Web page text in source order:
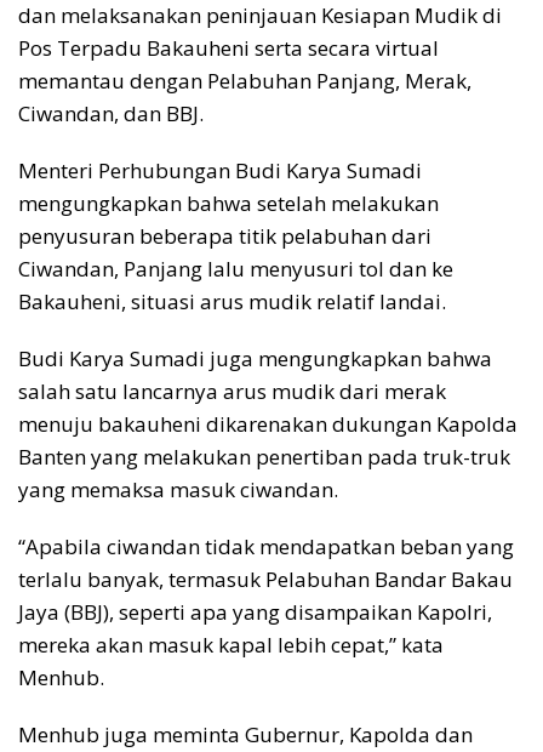
dan melaksanakan peninjauan Kesiapan Mudik di
Pos Terpadu Bakauheni serta secara virtual
memantau dengan Pelabuhan Panjang, Merak,
Ciwandan, dan BBJ.
Menteri Perhubungan Budi Karya Sumadi
mengungkapkan bahwa setelah melakukan
penyusuran beberapa titik pelabuhan dari
Ciwandan, Panjang lalu menyusuri tol dan ke
Bakauheni, situasi arus mudik relatif landai.
Budi Karya Sumadi juga mengungkapkan bahwa
salah satu lancarnya arus mudik dari merak
menuju bakauheni dikarenakan dukungan Kapolda
Banten yang melakukan penertiban pada truk-truk
yang memaksa masuk ciwandan.
“Apabila ciwandan tidak mendapatkan beban yang
terlalu banyak, termasuk Pelabuhan Bandar Bakau
Jaya (BBJ), seperti apa yang disampaikan Kapolri,
mereka akan masuk kapal lebih cepat,” kata
Menhub.
Menhub juga meminta Gubernur, Kapolda dan